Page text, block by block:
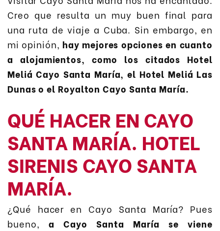
Creo que resulta un muy buen final para
una ruta de viaje a Cuba. Sin embargo, en
mi opinión, hay mejores opciones en cuanto
a alojamientos, como los citados Hotel
Meliá Cayo Santa María, el Hotel Meliá Las
Dunas o el Royalton Cayo Santa María.
QUÉ HACER EN CAYO
SANTA MARÍA. HOTEL
SIRENIS CAYO SANTA
MARÍA.
¿Qué hacer en Cayo Santa María? Pues
bueno, a Cayo Santa María se viene